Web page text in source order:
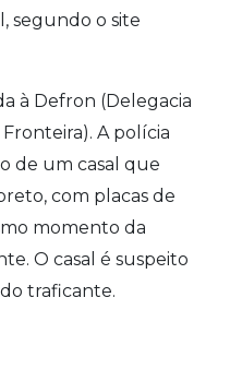
segundo o site
à Defron (Delegacia
A polícia
de um casal que
com placas de
momento da
O casal é suspeito
traficante.